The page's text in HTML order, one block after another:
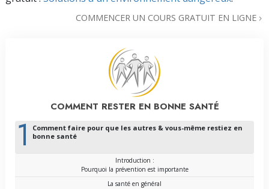
COMMENCER UN COURS GRATUIT EN LIGNE
COMMENT RESTER EN BONNE SANTÉ
1
Comment faire pour que les autres & vous-même restiez en
bonne santé
Introduction :
Pourquoi la prévention est importante
La santé en général